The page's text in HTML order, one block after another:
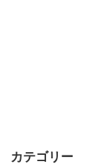
カテゴリー